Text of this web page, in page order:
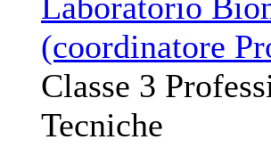
Laboratorio
(coordinatore
Classe 3
Tecniche